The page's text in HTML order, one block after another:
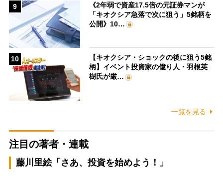
9
《2年弱で資産17.5倍の元証券マンが
「キオクシア急落で次に狙う」5銘柄を
公開》10…
10
【キオクシア・ショックの後に狙う5銘
柄】イベント投資家の億り人・羽根英
樹氏が厳…
一覧を見る
注目の著者・連載
藤川里絵「さあ、投資を始めよう！」